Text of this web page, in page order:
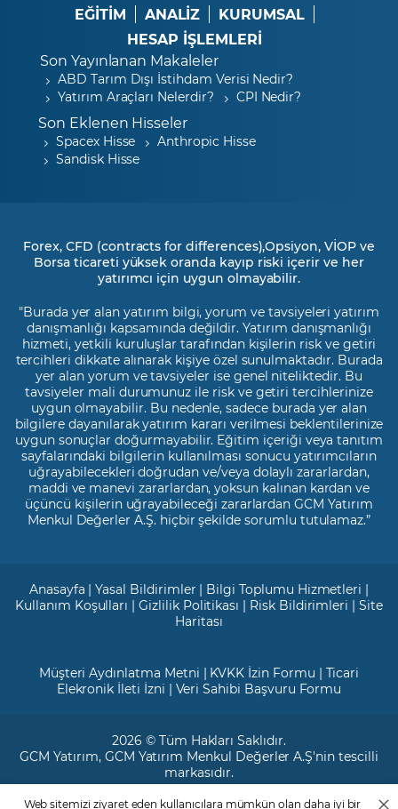
EĞİTİM
ANALİZ
KURUMSAL
HESAP İŞLEMLERİ
Son Yayınlanan Makaleler
ABD Tarım Dışı İstihdam Verisi Nedir?
Yatırım Araçları Nelerdir?
CPI Nedir?
Son Eklenen Hisseler
Spacex Hisse
Anthropic Hisse
Sandisk Hisse
Forex, CFD (contracts for differences),Opsiyon, VİOP ve
Borsa ticareti yüksek oranda kayıp riski içerir ve her
yatırımcı için uygun olmayabilir.
"Burada yer alan yatırım bilgi, yorum ve tavsiyeleri yatırım
danışmanlığı kapsamında değildir. Yatırım danışmanlığı
hizmeti, yetkili kuruluşlar tarafından kişilerin risk ve getiri
tercihleri dikkate alınarak kişiye özel sunulmaktadır. Burada
yer alan yorum ve tavsiyeler ise genel niteliktedir. Bu
tavsiyeler mali durumunuz ile risk ve getiri tercihlerinize
uygun olmayabilir. Bu nedenle, sadece burada yer alan
bilgilere dayanılarak yatırım kararı verilmesi beklentilerinize
uygun sonuçlar doğurmayabilir. Eğitim içeriği veya tanıtım
sayfalarındaki bilgilerin kullanılması sonucu yatırımcıların
uğrayabilecekleri doğrudan ve/veya dolaylı zararlardan,
maddi ve manevi zararlardan, yoksun kalınan kardan ve
üçüncü kişilerin uğrayabileceği zararlardan GCM Yatırım
Menkul Değerler A.Ş. hiçbir şekilde sorumlu tutulamaz.”
Anasayfa |Yasal Bildirimler | Bilgi Toplumu Hizmetleri |
Kullanım Koşulları |Gizlilik Politikası | Risk Bildirimleri |Site
Haritası
Müşteri Aydınlatma Metni | KVKK İzin Formu | Ticari
Elekronik İleti İzni | Veri Sahibi Başvuru Formu
2026 © Tüm Hakları Saklıdır.
GCM Yatırım, GCM Yatırım Menkul Değerler A.Ş'nin tescilli
markasıdır.
Web sitemizi ziyaret eden kullanıcılara mümkün olan daha iyi bir